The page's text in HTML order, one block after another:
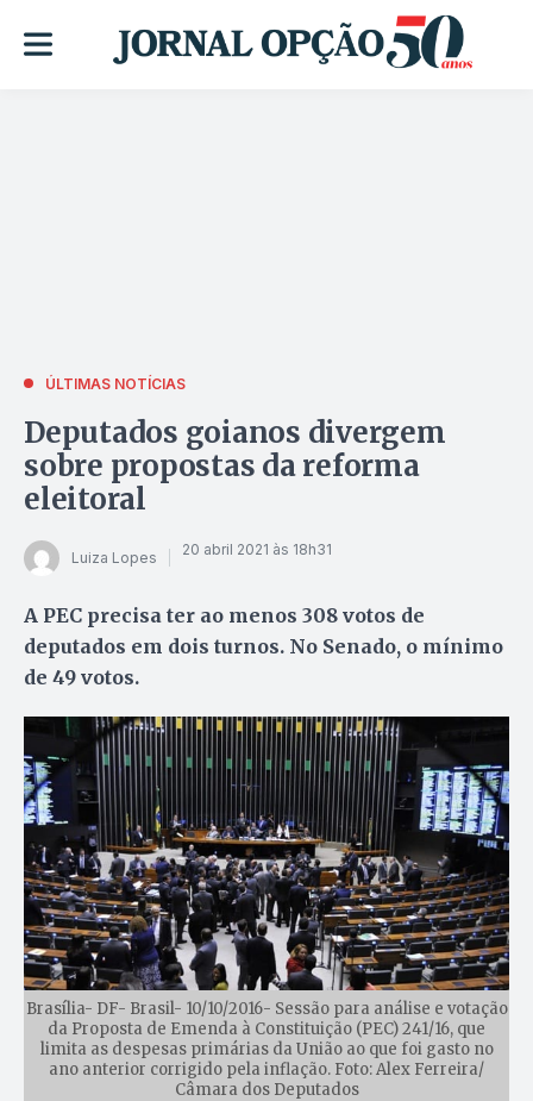
ÚLTIMAS NOTÍCIAS
Deputados goianos divergem
sobre propostas da reforma
eleitoral
Luiza Lopes 20 abril 2021 às 18h31
A PEC precisa ter ao menos 308 votos de
deputados em dois turnos. No Senado, o mínimo
de 49 votos.
Brasília- DF- Brasil- 10/10/2016- Sessão para análise e votação
da Proposta de Emenda à Constituição (PEC) 241/16, que
limita as despesas primárias da União ao que foi gasto no
ano anterior corrigido pela inflação. Foto: Alex Ferreira/
Câmara dos Deputados